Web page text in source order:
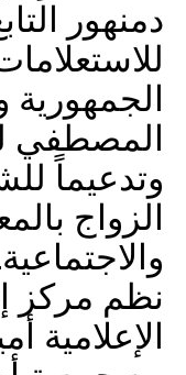
دمنهور
المصطفي
وتدعيماً
الزواج
نظم مركز
الإعلامية